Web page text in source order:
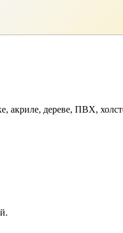
акриле, дереве, ПВХ,